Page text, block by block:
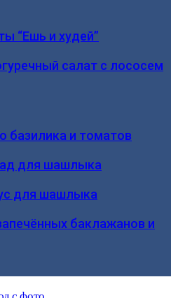
“Ешь и худей”
салат с лососем
базилика и томатов
для шашлыка
для шашлыка
баклажанов и